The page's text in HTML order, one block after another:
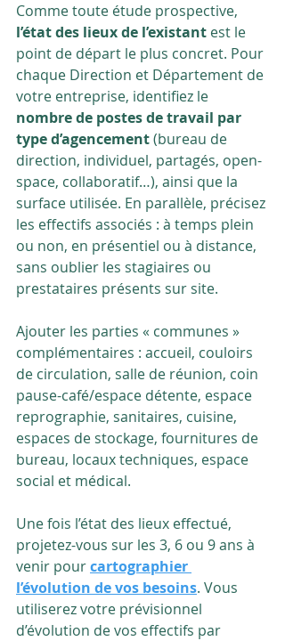
Comme toute étude prospective,
l’état des lieux de l’existant est le
point de départ le plus concret. Pour
chaque Direction et Département de
votre entreprise, identifiez le
nombre de postes de travail par
type d’agencement (bureau de
direction, individuel, partagés, open-
space, collaboratif…), ainsi que la
surface utilisée. En parallèle, précisez
les effectifs associés : à temps plein
ou non, en présentiel ou à distance,
sans oublier les stagiaires ou
prestataires présents sur site.
Ajouter les parties « communes »
complémentaires : accueil, couloirs
de circulation, salle de réunion, coin
pause-café/espace détente, espace
reprographie, sanitaires, cuisine,
espaces de stockage, fournitures de
bureau, locaux techniques, espace
social et médical.
Une fois l’état des lieux effectué,
projetez-vous sur les 3, 6 ou 9 ans à
venir pour cartographier
l’évolution de vos besoins. Vous
utiliserez votre prévisionnel
d’évolution de vos effectifs par